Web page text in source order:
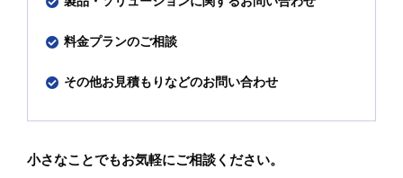
料金プランのご相談
その他お見積もりなどのお問い合わせ
小さなことでもお気軽にご相談ください。